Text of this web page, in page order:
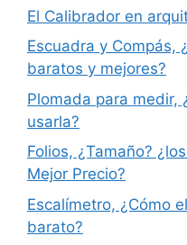
El Calibrador en
Escuadra y Compás,
baratos y mejores?
Plomada para medir,
usarla?
Folios, ¿Tamaño?
Mejor Precio?
Escalímetro, ¿Cómo
barato?